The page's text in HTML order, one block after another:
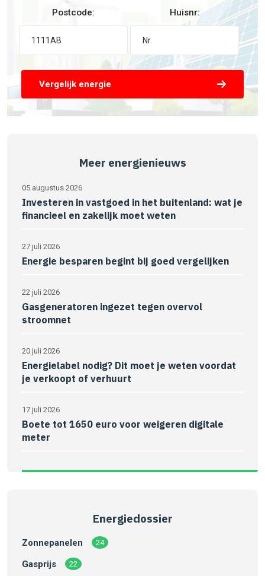
Postcode: Huisnr:
Vergelijk energie
Meer energienieuws
05 augustus 2026
Investeren in vastgoed in het buitenland: wat je
financieel en zakelijk moet weten
27 juli 2026
Energie besparen begint bij goed vergelijken
22 juli 2026
Gasgeneratoren ingezet tegen overvol
stroomnet
20 juli 2026
Energielabel nodig? Dit moet je weten voordat
je verkoopt of verhuurt
17 juli 2026
Boete tot 1650 euro voor weigeren digitale
meter
Energiedossier
Zonnepanelen 24
Gasprijs 22